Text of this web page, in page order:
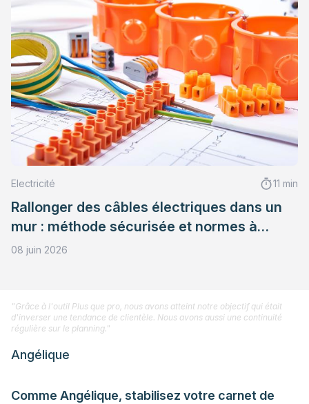
Electricité 11 min
Rallonger des câbles électriques dans un
mur : méthode sécurisée et normes à
respecter
08 juin 2026
Comme Angélique, stabilisez votre carnet de
"Grâce à l'outil Plus que pro, nous avons atteint notre objectif qui était
d'inverser une tendance de clientèle. Nous avons aussi une continuité
régulière sur le planning."
Angélique